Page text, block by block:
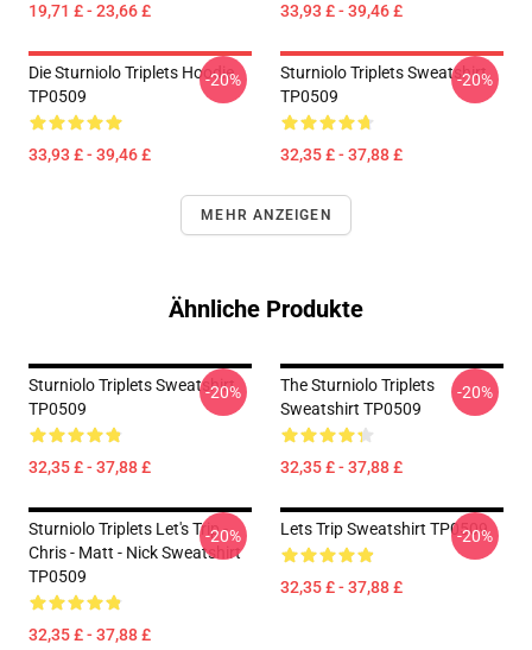
19,71 £ - 23,66 £ 33,93 £ - 39,46 £
Die Sturniolo Triplets Hoodie
TP0509
33,93 £ - 39,46 £
-20%
Sturniolo Triplets Sweatshirt
TP0509
32,35 £ - 37,88 £
-20%
MEHR ANZEIGEN
Ähnliche Produkte
Sturniolo Triplets Sweatshirt
TP0509
32,35 £ - 37,88 £
-20%
The Sturniolo Triplets
Sweatshirt TP0509
32,35 £ - 37,88 £
-20%
Sturniolo Triplets Let's Trip -
Chris - Matt - Nick Sweatshirt
TP0509
32,35 £ - 37,88 £
-20% Lets Trip Sweatshirt TP0509
32,35 £ - 37,88 £
-20%